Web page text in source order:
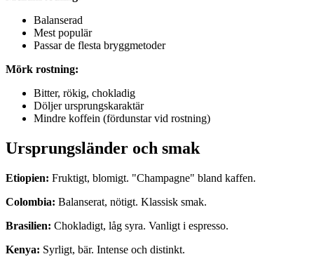
Balanserad
Mest populär
Passar de flesta bryggmetoder
Mörk rostning:
Bitter, rökig, chokladig
Döljer ursprungskaraktär
Mindre koffein (fördunstar vid rostning)
Ursprungsländer och smak
Etiopien: Fruktigt, blomigt. "Champagne" bland kaffen.
Colombia: Balanserat, nötigt. Klassisk smak.
Brasilien: Chokladigt, låg syra. Vanligt i espresso.
Kenya: Syrligt, bär. Intense och distinkt.